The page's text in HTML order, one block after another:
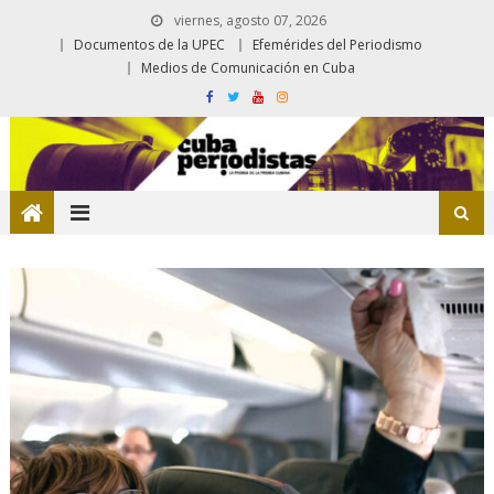
viernes, agosto 07, 2026
Documentos de la UPEC
Efemérides del Periodismo
Medios de Comunicación en Cuba